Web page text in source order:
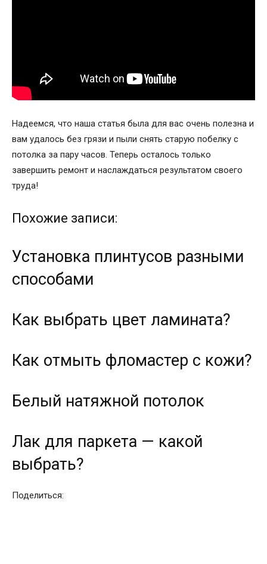
Надеемся, что наша статья была для вас очень полезна и
вам удалось без грязи и пыли снять старую побелку с
потолка за пару часов. Теперь осталось только
завершить ремонт и наслаждаться результатом своего
труда!
Похожие записи:
Установка плинтусов разными
способами
Как выбрать цвет ламината?
Как отмыть фломастер с кожи?
Белый натяжной потолок
Лак для паркета — какой
выбрать?
Поделиться: